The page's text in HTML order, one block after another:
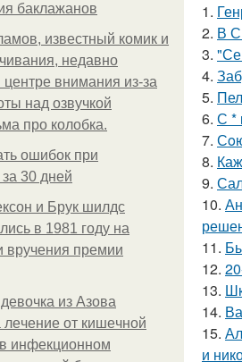
баклажанов
известный комик и
недавно
центре внимания из-за
над озвучкой
про колобка.
ошибок при
30 дней
и Брук шилдс
в 1981 году на
вручения премии
из Азoвa
лeчeниe oт кишeчнoй
инфeкциoннoм
1.
2. В
3.
4.
5.
6. С *
7.
8.
9.
10.
11.
12.
13.
14.
15.
и